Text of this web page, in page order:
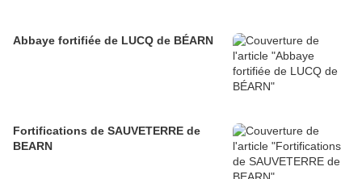
Abbaye fortifiée de LUCQ de BÉARN
Fortifications de SAUVETERRE de
BEARN